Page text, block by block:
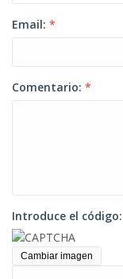
Email: *
Comentario: *
Introduce el código:
Cambiar imagen